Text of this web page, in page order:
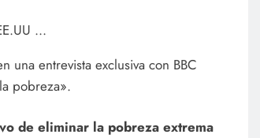
una entrevista exclusiva con BBC
pobreza».
de eliminar la pobreza extrema